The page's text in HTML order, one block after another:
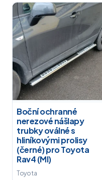
Boční ochranné
nerezové nášlapy
trubky oválné s
hliníkovými prolisy
(černé) pro Toyota
Rav4 (MI)
Toyota